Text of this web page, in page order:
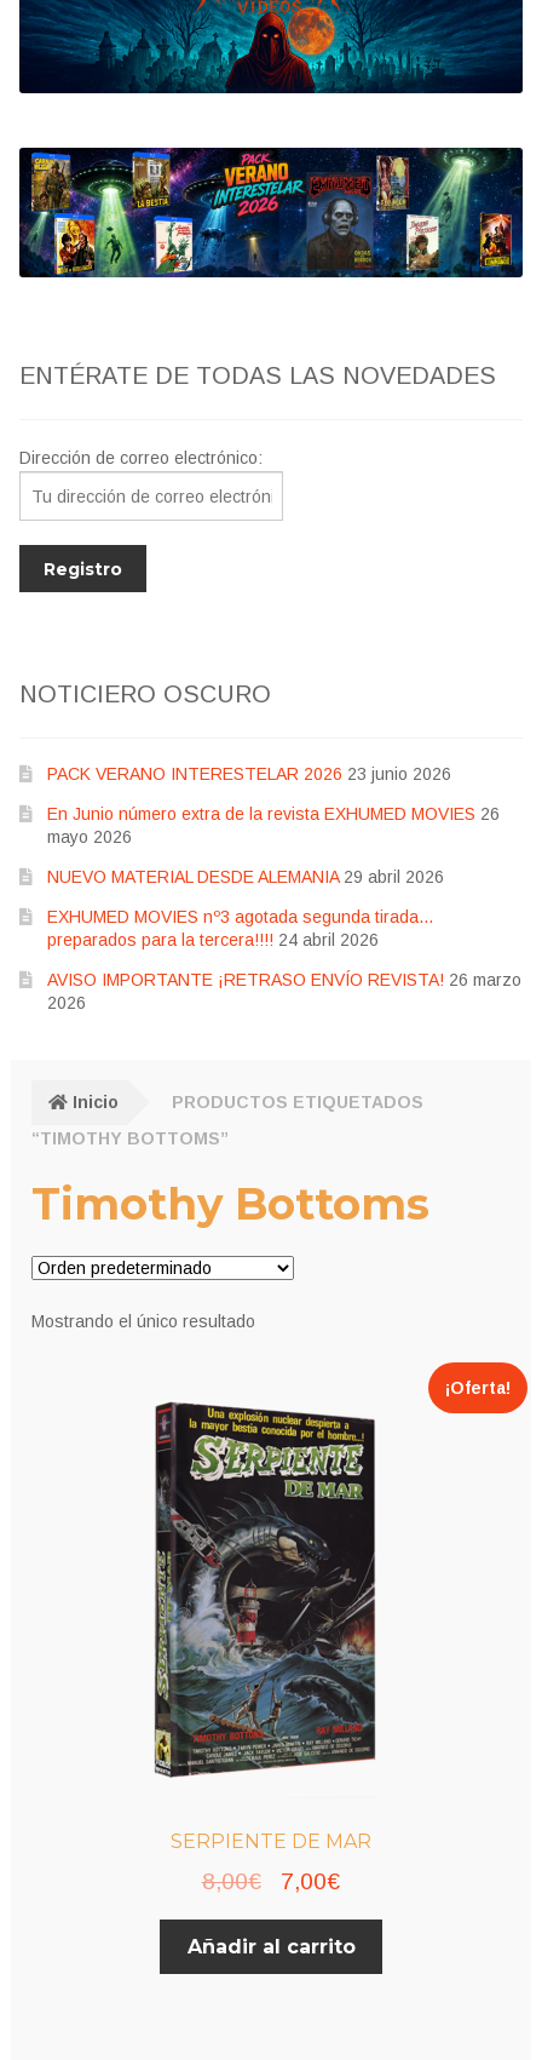
Bluray
Clasificada S
artwork
fantaterror
Jesús Franco
ENTÉRATE DE TODAS LAS NOVEDADES
Dirección de correo electrónico:
NOTICIERO OSCURO
PACK VERANO INTERESTELAR 2026 23 junio 2026
En Junio número extra de la revista EXHUMED MOVIES 26
mayo 2026
NUEVO MATERIAL DESDE ALEMANIA 29 abril 2026
EXHUMED MOVIES nº3 agotada segunda tirada…
preparados para la tercera!!!! 24 abril 2026
AVISO IMPORTANTE ¡RETRASO ENVÍO REVISTA! 26 marzo
2026
Inicio
PRODUCTOS ETIQUETADOS
“TIMOTHY BOTTOMS”
Timothy Bottoms
Mostrando el único resultado
SERPIENTE DE MAR
¡Oferta!
8,00€
El
precio
original
7,00€El
precio
actual
Añadir al carrito